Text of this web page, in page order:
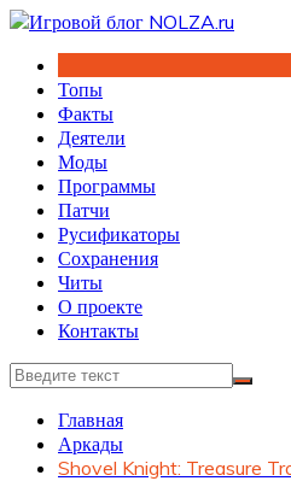
Перейти
содержимому
Топы
Факты
Деятели
Моды
Программы
Патчи
Русификаторы
Сохранения
Читы
О проекте
Контакты
Главная
Аркады
Shovel Knight: Treasure